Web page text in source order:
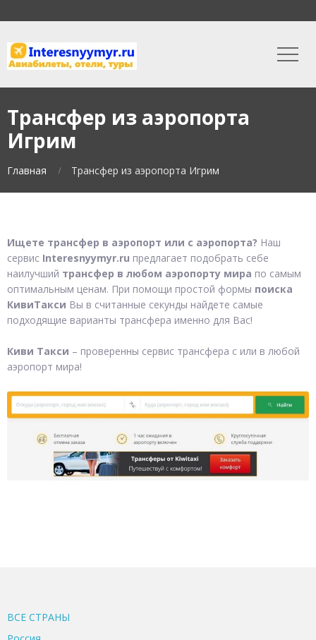
Трансфер из аэропорта
Игрим
Главная Трансфер из аэропорта Игрим
Ищете трансфер в аэропорт или с аэропорта? Наш
сервис Interesnyymyr.ru предлагает подобрать себе
наилучший трансфер в любом аэропорту мира по самым
оптимальным ценам. При помощи простой формы поиска
КивиТакси Вы в считанные секунды найдете самые
подходящие варианты трансфера именно для Вас!
Киви Такси – проверенны сервис трансфера с или в любой
аэропорт мира!
ВСЕ CТРАНЫ